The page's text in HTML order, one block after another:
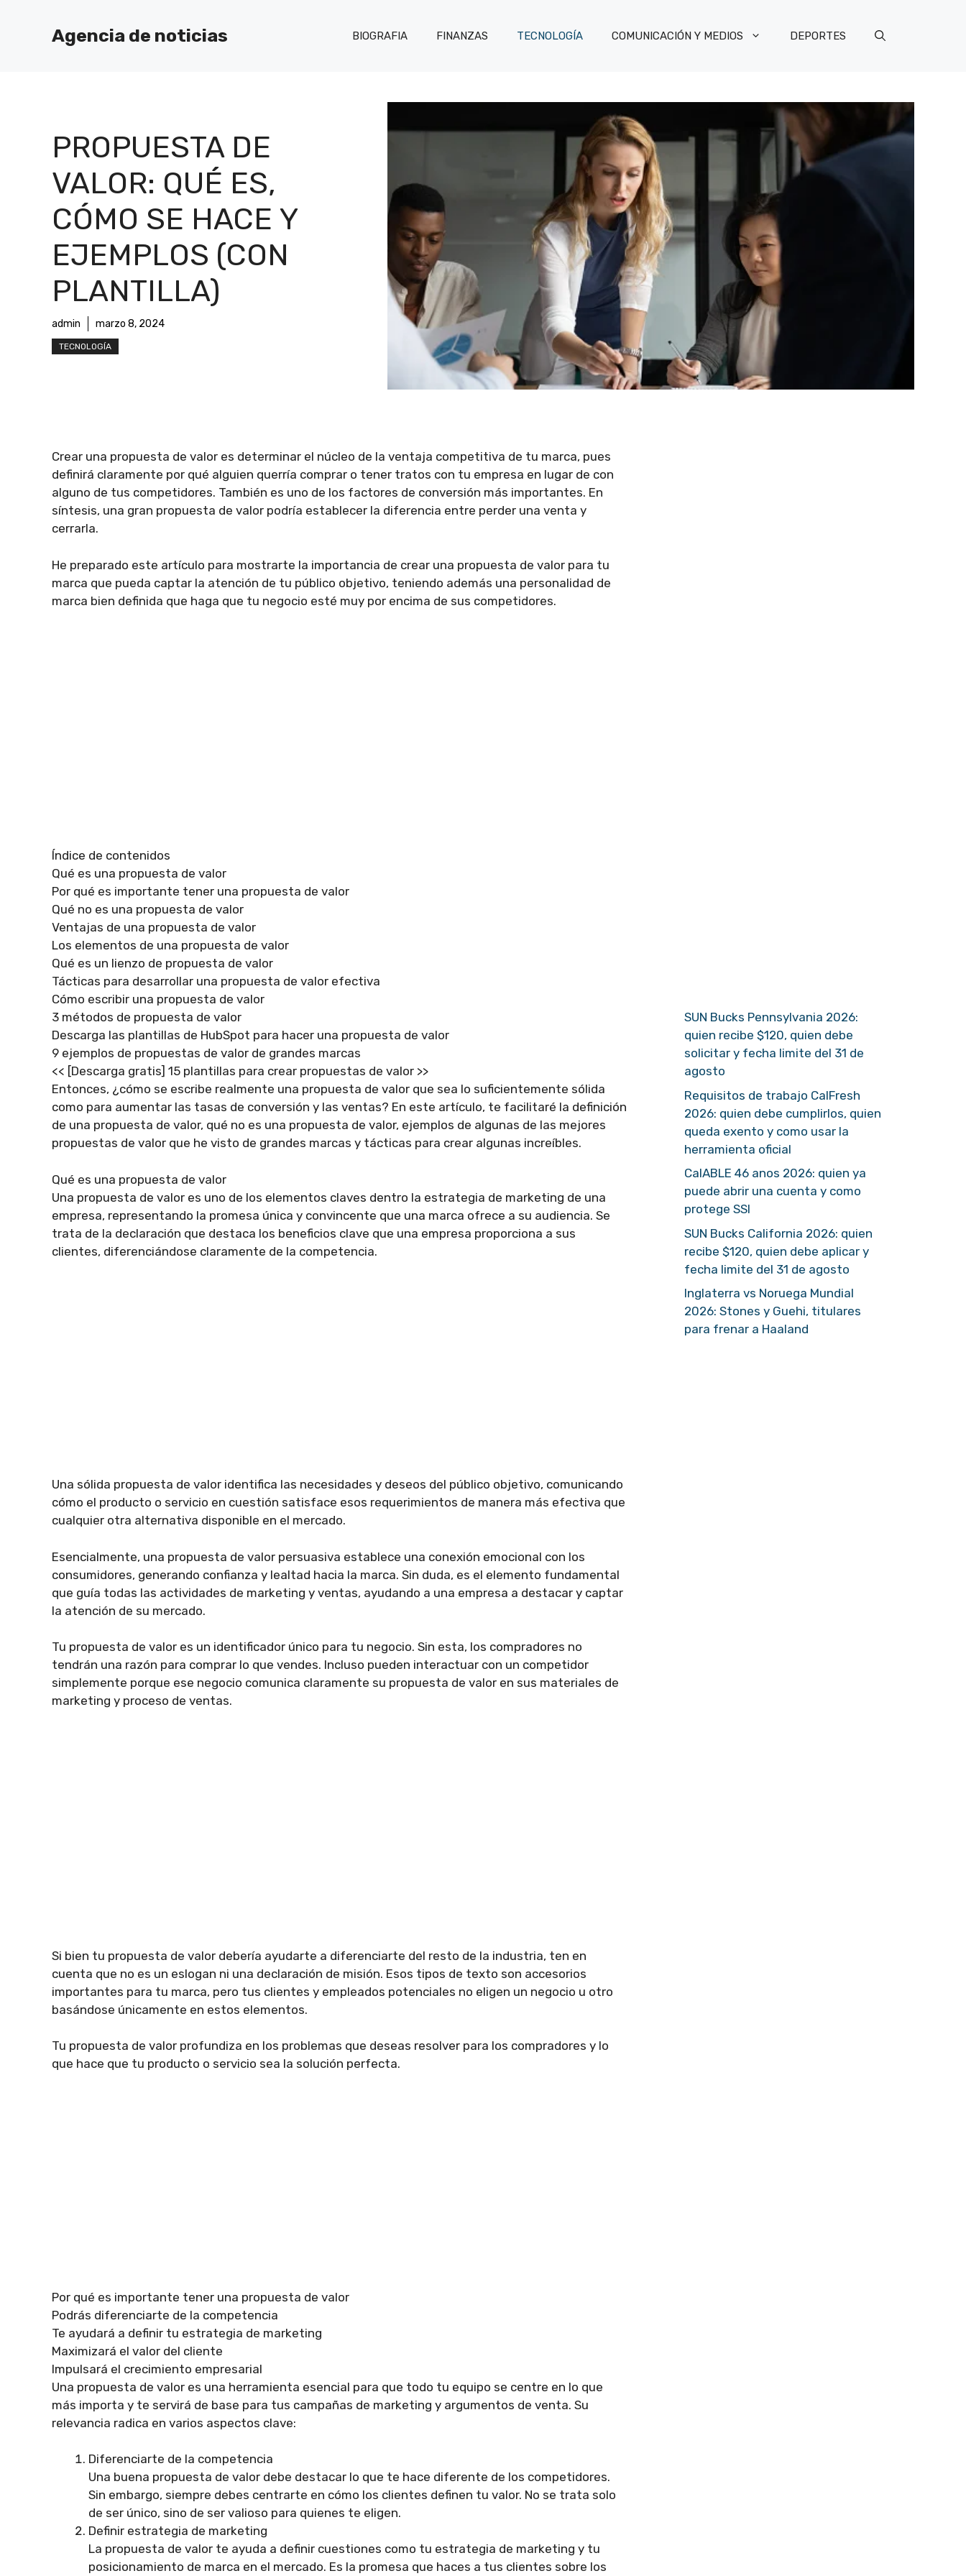
contenidoAgencia de noticias BIOGRAFIA FINANZAS TECNOLOGÍA COMUNICACIÓN Y MEDIOS DEPORTES
PROPUESTA DE
VALOR: QUÉ ES,
CÓMO SE HACE Y
EJEMPLOS (CON
PLANTILLA)
admin marzo 8, 2024
TECNOLOGÍA
Crear una propuesta de valor es determinar el núcleo de la ventaja competitiva de tu marca, pues
definirá claramente por qué alguien querría comprar o tener tratos con tu empresa en lugar de con
alguno de tus competidores. También es uno de los factores de conversión más importantes. En
síntesis, una gran propuesta de valor podría establecer la diferencia entre perder una venta y
cerrarla.
He preparado este artículo para mostrarte la importancia de crear una propuesta de valor para tu
marca que pueda captar la atención de tu público objetivo, teniendo además una personalidad de
marca bien definida que haga que tu negocio esté muy por encima de sus competidores.
Índice de contenidos
Qué es una propuesta de valor
Por qué es importante tener una propuesta de valor
Qué no es una propuesta de valor
Ventajas de una propuesta de valor
Los elementos de una propuesta de valor
Qué es un lienzo de propuesta de valor
Tácticas para desarrollar una propuesta de valor efectiva
Cómo escribir una propuesta de valor
3 métodos de propuesta de valor
Descarga las plantillas de HubSpot para hacer una propuesta de valor
9 ejemplos de propuestas de valor de grandes marcas
<< [Descarga gratis] 15 plantillas para crear propuestas de valor >>
Entonces, ¿cómo se escribe realmente una propuesta de valor que sea lo suficientemente sólida
como para aumentar las tasas de conversión y las ventas? En este artículo, te facilitaré la definición
de una propuesta de valor, qué no es una propuesta de valor, ejemplos de algunas de las mejores
propuestas de valor que he visto de grandes marcas y tácticas para crear algunas increíbles.
Qué es una propuesta de valor
Una propuesta de valor es uno de los elementos claves dentro la estrategia de marketing de una
empresa, representando la promesa única y convincente que una marca ofrece a su audiencia. Se
trata de la declaración que destaca los beneficios clave que una empresa proporciona a sus
clientes, diferenciándose claramente de la competencia.
Una sólida propuesta de valor identifica las necesidades y deseos del público objetivo, comunicando
cómo el producto o servicio en cuestión satisface esos requerimientos de manera más efectiva que
cualquier otra alternativa disponible en el mercado.
Esencialmente, una propuesta de valor persuasiva establece una conexión emocional con los
consumidores, generando confianza y lealtad hacia la marca. Sin duda, es el elemento fundamental
que guía todas las actividades de marketing y ventas, ayudando a una empresa a destacar y captar
la atención de su mercado.
Tu propuesta de valor es un identificador único para tu negocio. Sin esta, los compradores no
tendrán una razón para comprar lo que vendes. Incluso pueden interactuar con un competidor
simplemente porque ese negocio comunica claramente su propuesta de valor en sus materiales de
marketing y proceso de ventas.
Si bien tu propuesta de valor debería ayudarte a diferenciarte del resto de la industria, ten en
cuenta que no es un eslogan ni una declaración de misión. Esos tipos de texto son accesorios
importantes para tu marca, pero tus clientes y empleados potenciales no eligen un negocio u otro
basándose únicamente en estos elementos.
Tu propuesta de valor profundiza en los problemas que deseas resolver para los compradores y lo
que hace que tu producto o servicio sea la solución perfecta.
Por qué es importante tener una propuesta de valor
Podrás diferenciarte de la competencia
Te ayudará a definir tu estrategia de marketing
Maximizará el valor del cliente
Impulsará el crecimiento empresarial
Una propuesta de valor es una herramienta esencial para que todo tu equipo se centre en lo que
más importa y te servirá de base para tus campañas de marketing y argumentos de venta. Su
relevancia radica en varios aspectos clave:
Diferenciarte de la competencia
Una buena propuesta de valor debe destacar lo que te hace diferente de los competidores.
Sin embargo, siempre debes centrarte en cómo los clientes definen tu valor. No se trata solo
de ser único, sino de ser valioso para quienes te eligen.
Definir estrategia de marketing
La propuesta de valor te ayuda a definir cuestiones como tu estrategia de marketing y tu
posicionamiento de marca en el mercado. Es la promesa que haces a tus clientes sobre los
SUN Bucks Pennsylvania 2026:
quien recibe $120, quien debe
solicitar y fecha limite del 31 de
agosto
Requisitos de trabajo CalFresh
2026: quien debe cumplirlos, quien
queda exento y como usar la
herramienta oficial
CalABLE 46 anos 2026: quien ya
puede abrir una cuenta y como
protege SSI
SUN Bucks California 2026: quien
recibe $120, quien debe aplicar y
fecha limite del 31 de agosto
Inglaterra vs Noruega Mundial
2026: Stones y Guehi, titulares
para frenar a Haaland